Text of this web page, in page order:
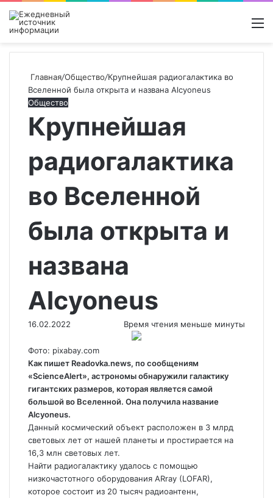
Поиск
Switch
Главная/Общество/Крупнейшая радиогалактика во
Вселенной была открыта и названа Alcyoneus
Общество
Крупнейшая
радиогалактика
во Вселенной
была открыта и
названа
Alcyoneus
16.02.2022 Время чтения меньше минуты
Фото: pixabay.com
Как пишет Readovka.news, по сообщениям
«ScienceAlert», астрономы обнаружили галактику
гигантских размеров, которая является самой
большой во Вселенной. Она получила название
Alcyoneus.
Данный космический объект расположен в 3 млрд
световых лет от нашей планеты и простирается на
16,3 млн световых лет.
Найти радиогалактику удалось с помощью
низкочастотного оборудования ARray (LOFAR),
которое состоит из 20 тысяч радиоантенн,